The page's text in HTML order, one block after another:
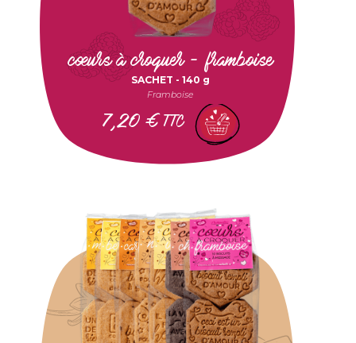
cœurs à croquer - framboise
SACHET - 140 g
Framboise
7,20€ TTC